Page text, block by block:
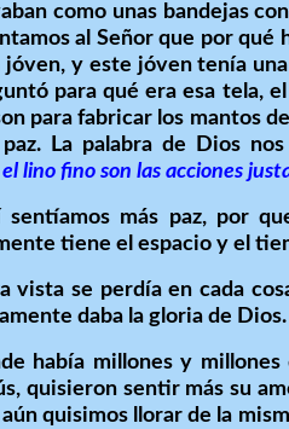
como unas bandejas
al Señor que por
jóven, y este jóven tenía
para qué era esa tela,
para fabricar los mantos
La palabra de Dios
lino fino son las acciones
sentíamos más paz, por
tiene el espacio y el
vista se perdía en cada
daba la gloria de Dios.
había millones y
quisieron sentir más su
quisimos llorar de la